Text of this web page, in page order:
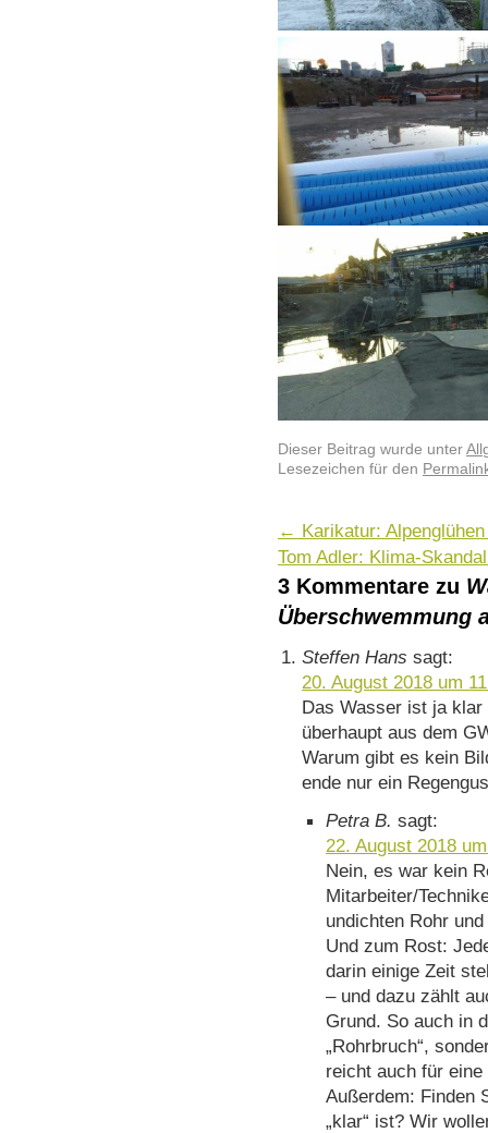
Dieser Beitrag wurde unter
Lesezeichen für den
← Karikatur:
Tom Adler: Klima-
3 Kommentare zu
Überschwemmung
Steffen Hans sagt:
20. August 2018 um
Das Wasser ist ja
überhaupt aus dem
Warum gibt es kein
ende nur ein
Petra B. sagt:
22. August 2018
Nein, es war kein
Mitarbeiter/
undichten Rohr
Und zum Rost:
darin einige Zeit
– und dazu zählt
Grund. So auch in
„Rohrbruch“,
reicht auch für
Außerdem: Finden
„klar“ ist? Wir